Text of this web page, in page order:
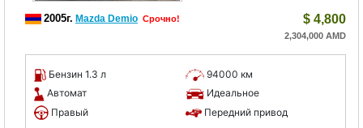
2005г. Mazda Demio Срочно! $ 4,800
2,304,000 AMD
Бензин 1.3 л
94000 км
Автомат
Идеальное
Правый
Передний привод